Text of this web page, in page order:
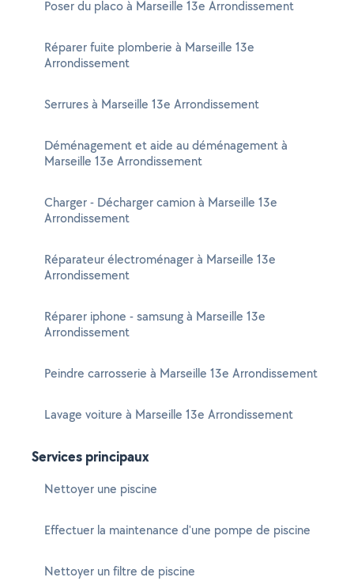
Poser du placo à Marseille 13e Arrondissement
Réparer fuite plomberie à Marseille 13e
Arrondissement
Serrures à Marseille 13e Arrondissement
Déménagement et aide au déménagement à
Marseille 13e Arrondissement
Charger - Décharger camion à Marseille 13e
Arrondissement
Réparateur électroménager à Marseille 13e
Arrondissement
Réparer iphone - samsung à Marseille 13e
Arrondissement
Peindre carrosserie à Marseille 13e Arrondissement
Lavage voiture à Marseille 13e Arrondissement
Services principaux
Nettoyer une piscine
Effectuer la maintenance d'une pompe de piscine
Nettoyer un filtre de piscine